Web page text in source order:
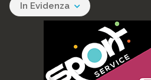
In Evidenza